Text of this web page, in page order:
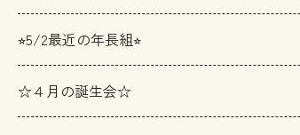
⭐︎5/2最近の年長組⭐︎
☆４月の誕生会☆